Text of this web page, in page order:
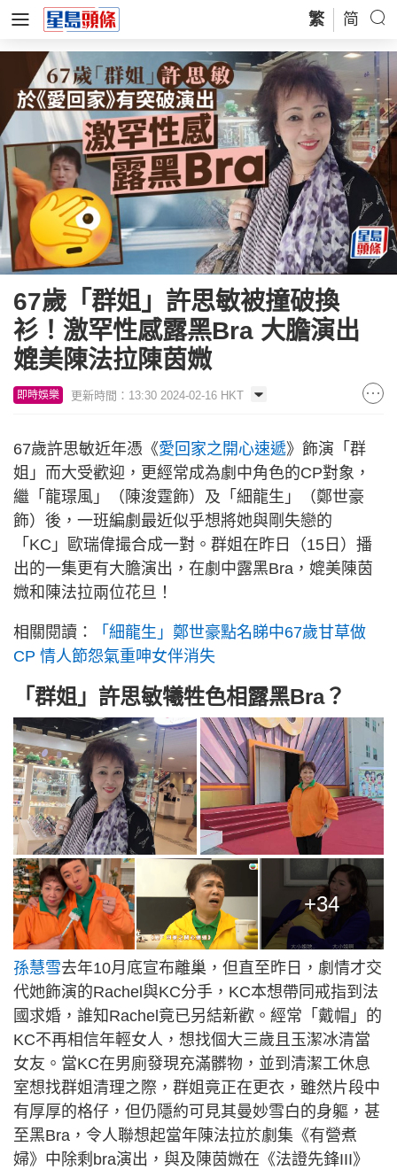
繁 简
67歲「群姐」許思敏被撞破換
衫！激罕性感露黑Bra 大膽演出
媲美陳法拉陳茵媺
即時娛樂 更新時間：13:30 2024-02-16 HKT
67歲許思敏近年憑《愛回家之開心速遞》飾演「群
姐」而大受歡迎，更經常成為劇中角色的CP對象，
繼「龍璟風」（陳浚霆飾）及「細龍生」（鄭世豪
飾）後，一班編劇最近似乎想將她與剛失戀的
「KC」歐瑞偉撮合成一對。群姐在昨日（15日）播
出的一集更有大膽演出，在劇中露黑Bra，媲美陳茵
媺和陳法拉兩位花旦！
相關閱讀：
「細龍生」鄭世豪點名睇中67歲甘草做
CP 情人節怨氣重呻女伴消失
「群姐」許思敏犧牲色相露黑Bra？
+34
孫慧雪去年10月底宣布離巢，但直至昨日，劇情才交
代她飾演的Rachel與KC分手，KC本想帶同戒指到法
國求婚，誰知Rachel竟已另結新歡。經常「戴帽」的
KC不再相信年輕女人，想找個大三歲且玉潔冰清當
女友。當KC在男廁發現充滿髒物，並到清潔工休息
室想找群姐清理之際，群姐竟正在更衣，雖然片段中
有厚厚的格仔，但仍隱約可見其曼妙雪白的身軀，甚
至黑Bra，令人聯想起當年​陳法拉於劇集《有營煮
婦》中除剩bra演出，與及​陳茵媺在《法證先鋒III》